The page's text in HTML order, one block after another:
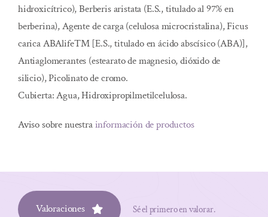
hidroxicítrico), Berberis aristata (E.S., titulado al 97% en
berberina), Agente de carga (celulosa microcristalina), Ficus
carica ABAlife™ [E.S., titulado en ácido abscísico (ABA)],
Antiaglomerantes (estearato de magnesio, dióxido de
silicio), Picolinato de cromo.
Cubierta: Agua, Hidroxipropilmetilcelulosa.
Aviso sobre nuestrainformación de productos
Valoraciones Sé el primero en valorar.